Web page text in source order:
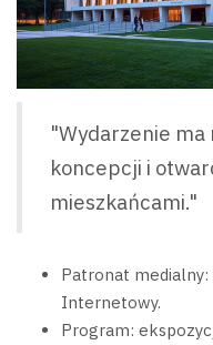
"Wydarzenie ma
koncepcji i
mieszkańcami."
Patronat medialny:
Internetowy.
Program: